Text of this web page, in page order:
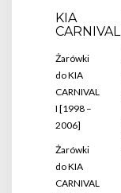
KIA
CARNIVAL
Żarówki
do KIA
CARNIVAL
I [1998 –
2006]
Żarówki
do KIA
CARNIVAL